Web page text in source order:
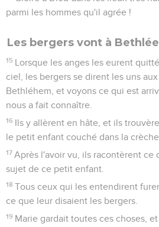
parmi les hommes qu'il agrée !
Les bergers vont à
15 Lorsque les anges les eurent
ciel, les bergers se dirent les uns
Bethléhem, et voyons ce qui est
nous a fait connaître.
16 Ils y allèrent en hâte, et ils
le petit enfant couché dans la crèche.
17 Après l'avoir vu, ils racontèrent ce
sujet de ce petit enfant.
18 Tous ceux qui les entendirent
ce que leur disaient les bergers.
19 Marie gardait toutes ces choses,